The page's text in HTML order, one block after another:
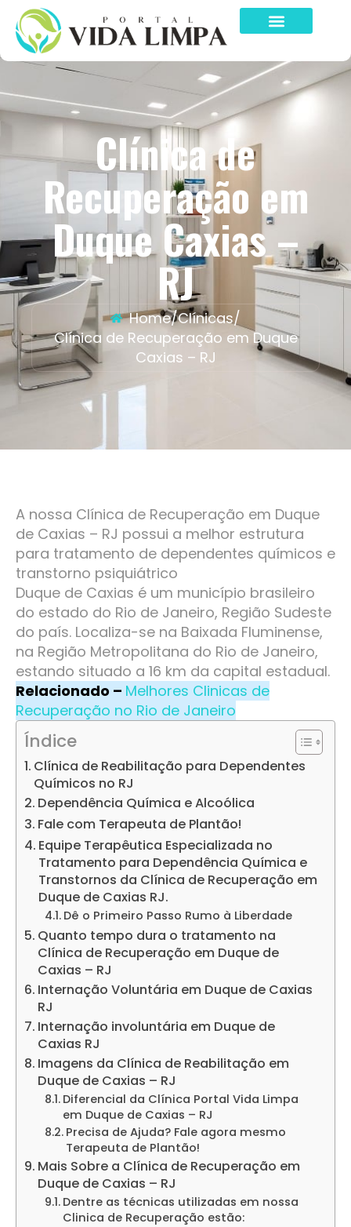
Clínica de
Recuperação em
Duque Caxias –
RJ
Home/Clínicas/
Clínica de Recuperação em Duque
Caxias – RJ
A nossa Clínica de Recuperação em Duque
de Caxias – RJ possui a melhor estrutura
para tratamento de dependentes químicos e
transtorno psiquiátrico
Duque de Caxias é um município brasileiro
do estado do Rio de Janeiro, Região Sudeste
do país. Localiza-se na Baixada Fluminense,
na Região Metropolitana do Rio de Janeiro,
estando situado a 16 km da capital estadual.
Relacionado – Melhores Clinicas de
Recuperação no Rio de Janeiro
Índice
Clínica de Reabilitação para Dependentes
Químicos no RJ
Dependência Química e Alcoólica
Fale com Terapeuta de Plantão!
Equipe Terapêutica Especializada no
Tratamento para Dependência Química e
Transtornos da Clínica de Recuperação em
Duque de Caxias RJ.
Dê o Primeiro Passo Rumo à Liberdade
Quanto tempo dura o tratamento na
Clínica de Recuperação em Duque de
Caxias – RJ
Internação Voluntária em Duque de Caxias
RJ
Internação involuntária em Duque de
Caxias RJ
Imagens da Clínica de Reabilitação em
Duque de Caxias – RJ
Diferencial da Clínica Portal Vida Limpa
em Duque de Caxias – RJ
Precisa de Ajuda? Fale agora mesmo
Terapeuta de Plantão!
Mais Sobre a Clínica de Recuperação em
Duque de Caxias – RJ
Dentre as técnicas utilizadas em nossa
Clinica de Recuperação estão: